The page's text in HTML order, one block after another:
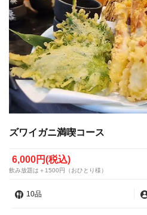
ズワイガニ満喫コース
6,000円(税込)
飲み放題は＋1500円（おひとり様）
10品